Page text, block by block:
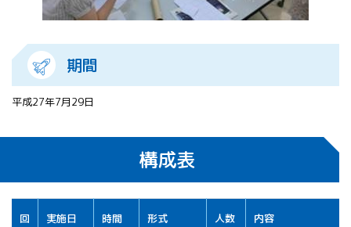
期間
平成27年7月29日
構成表
回 実施日 時間 形式 人数 内容